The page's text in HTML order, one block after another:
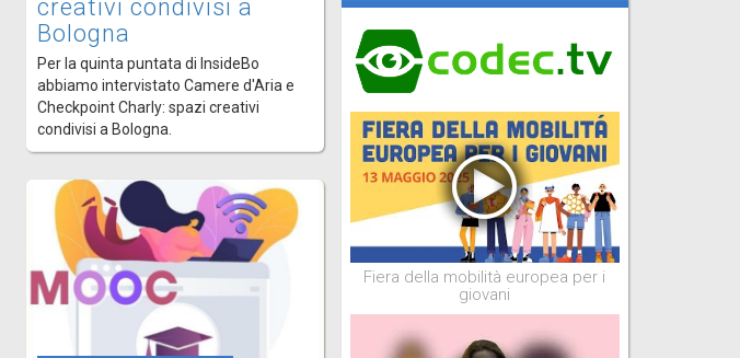
creativi condivisi a
Bologna
Per la quinta puntata di InsideBo
abbiamo intervistato Camere d'Aria e
Checkpoint Charly: spazi creativi
condivisi a Bologna.
Fiera della mobilità europea per i
giovani